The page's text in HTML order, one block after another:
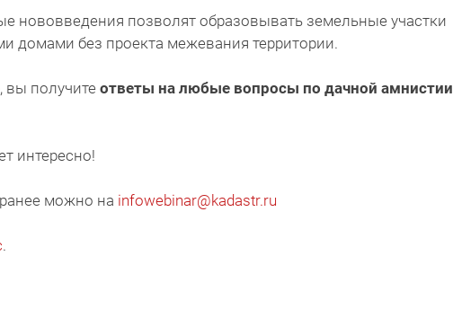
нововведения позволят образовывать земельные участки
домами без проекта межевания территории.
вы получите ответы на любые вопросы по дачной амнистии
интересно!
можно на infowebinar@kadastr.ru
.